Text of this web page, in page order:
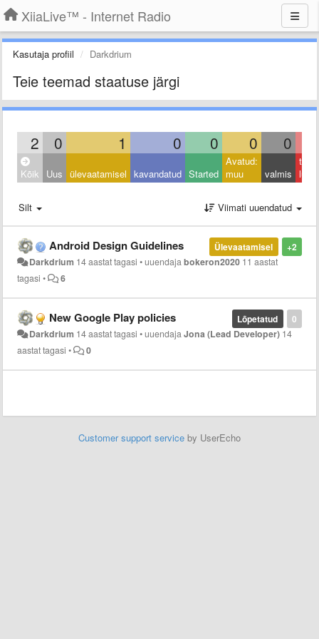
XiiaLive™ - Internet Radio
Kasutaja profiil Darkdrium
Teie teemad staatuse järgi
2 0 1 0 0 0 0
Kõik Uus ülevaatamisel kavandatud Started
Avatud:
muu
valmis
Silt Viimati uuendatud
+2
Ülevaatamisel
Android Design Guidelines
Darkdrium 14 aastat tagasi •uuendajabokeron2020 11 aastat
tagasi • 6
0
Lõpetatud
New Google Play policies
Darkdrium 14 aastat tagasi •uuendajaJona (Lead Developer) 14
aastat tagasi • 0
Customer support service by UserEcho